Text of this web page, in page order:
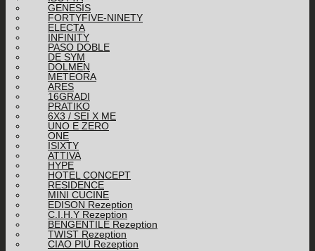
GENESIS
FORTYFIVE-NINETY
ELECTA
INFINITY
PASO DOBLE
DE SYM
DOLMEN
METEORA
ARES
16GRADI
PRATIKO
6X3 / SEI X ME
UNO E ZERO
ONE
ISIXTY
ATTIVA
HYPE
HOTEL CONCEPT
RESIDENCE
MINI CUCINE
EDISON Rezeption
C.I.H.Y Rezeption
BENGENTILE Rezeption
TWIST Rezeption
CIAO PIÙ Rezeption